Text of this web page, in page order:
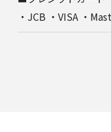
・JCB ・VISA ・